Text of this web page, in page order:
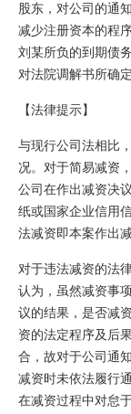
股东，对公司的通
减少注册资本的程
刘某所负的到期债
对法院调解书所确
【法律提示】
与现行公司法相比
况。对于简易减资
公司在作出减资决
纸或国家企业信用
法减资即本案作出
对于违法减资的法
认为，虽然减资事
议的结果，是否减
资的法定程序及后
合，故对于公司通
减资时未依法履行
在减资过程中对怠